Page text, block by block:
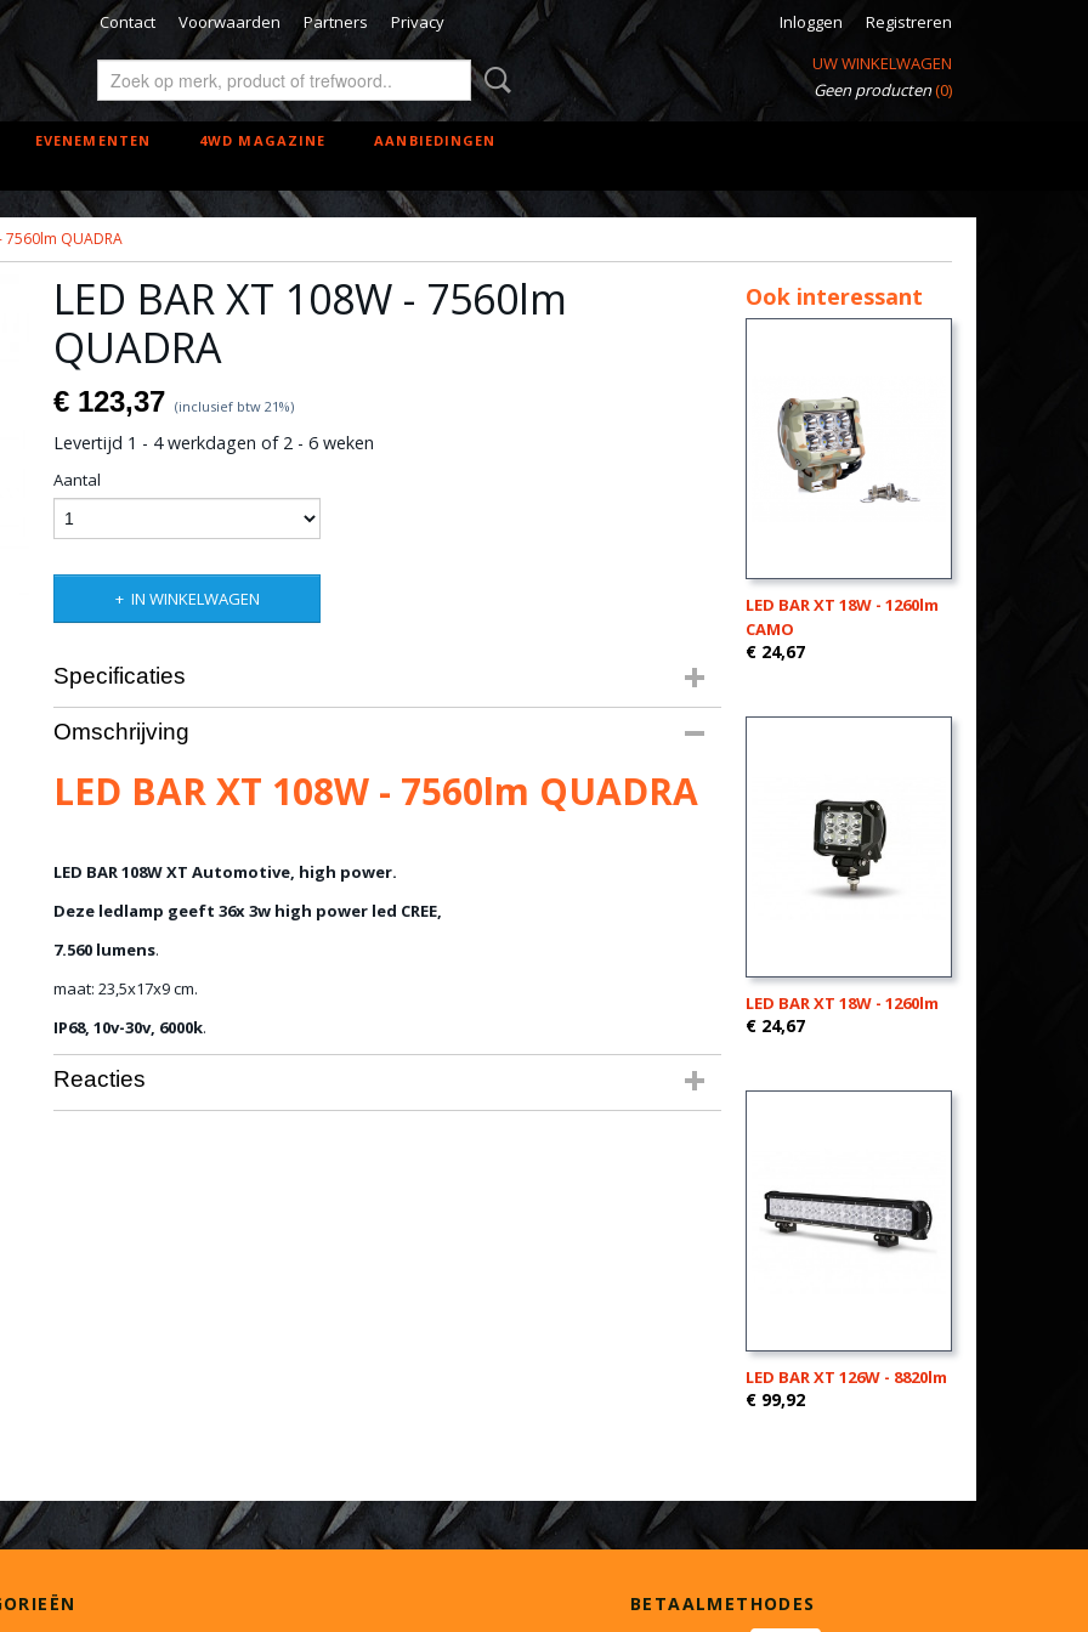
Contact Voorwaarden Partners Privacy Inloggen
Registreren
UW WINKELWAGEN
Geen producten(0)
EVENEMENTEN 4WD MAGAZINE AANBIEDINGEN
7560lm QUADRA
LED BAR XT 108W - 7560lm
QUADRA
€ 123,37 (inclusief btw 21%)
Levertijd 1 - 4 werkdagen of 2 - 6 weken
Aantal
IN WINKELWAGEN
Specificaties
Bruto gewicht
Omschrijving
LED BAR XT 108W - 7560lm QUADRA
LED BAR 108W XT Automotive, high power.
Deze ledlamp geeft 36x 3w high power led CREE,
7.560 lumens.
maat: 23,5x17x9 cm.
IP68, 10v-30v, 6000k.
Reacties
Ook interessant
LED BAR XT 18W - 1260lm
CAMO
€ 24,67
LED BAR XT 18W - 1260lm
€ 24,67
LED BAR XT 126W - 8820lm
€ 99,92
BETAALMETHODES